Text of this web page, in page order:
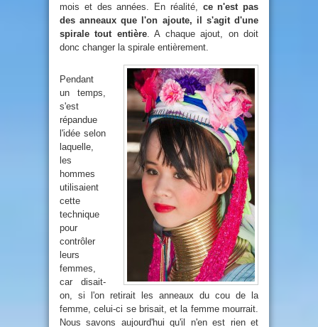
mois et des années. En réalité, ce n'est pas
des anneaux que l'on ajoute, il s'agit d'une
spirale tout entière. A chaque ajout, on doit
donc changer la spirale entièrement.
Pendant
un temps,
s'est
répandue
l'idée selon
laquelle,
les
hommes
utilisaient
cette
technique
pour
contrôler
leurs
femmes,
car disait-
on, si l'on retirait les anneaux du cou de la
femme, celui-ci se brisait, et la femme mourrait.
Nous savons aujourd'hui qu'il n'en est rien et